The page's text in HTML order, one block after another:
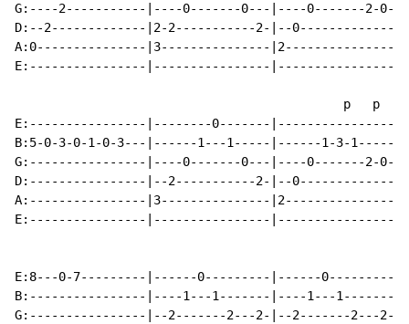
G:----2-----------|----0-------0---|----0-------2-0-
D:--2-------------|2-2-----------2-|--0-------------
A:0---------------|3---------------|2---------------
E:----------------|----------------|----------------
                                             p   p
E:----------------|--------0-------|----------------
B:5-0-3-0-1-0-3---|------1---1-----|------1-3-1-----
G:----------------|----0-------0---|----0-------2-0-
D:----------------|--2-----------2-|--0-------------
A:----------------|3---------------|2---------------
E:----------------|----------------|----------------
E:8---0-7---------|------0---------|------0---------
B:----------------|----1---1-------|----1---1-------
G:----------------|--2-------2---2-|--2-------2---2-